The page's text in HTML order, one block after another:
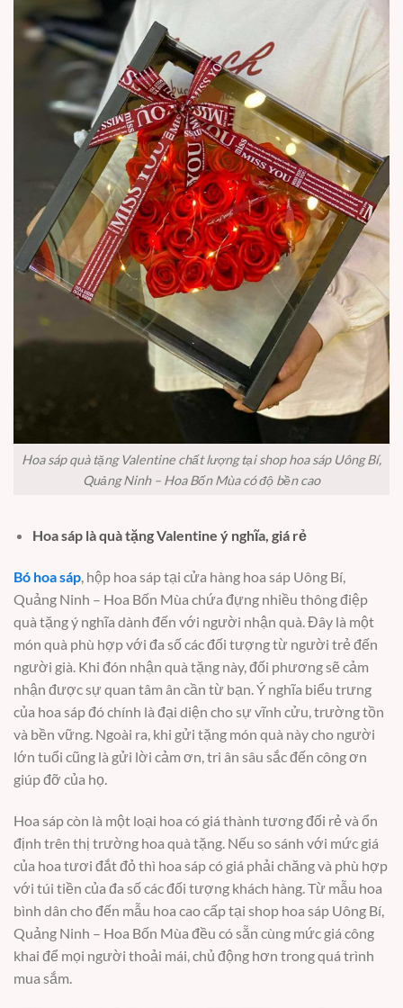
Hoa sáp quà tặng Valentine chất lượng tại shop hoa sáp Uông Bí,
Quảng Ninh – Hoa Bốn Mùa có độ bền cao
Hoa sáp là quà tặng Valentine ý nghĩa, giá rẻ
Bó hoa sáp, hộp hoa sáp tại cửa hàng hoa sáp Uông Bí,
Quảng Ninh – Hoa Bốn Mùa chứa đựng nhiều thông điệp
quà tặng ý nghĩa dành đến với người nhận quà. Đây là một
món quà phù hợp với đa số các đối tượng từ người trẻ đến
người già. Khi đón nhận quà tặng này, đối phương sẽ cảm
nhận được sự quan tâm ân cần từ bạn. Ý nghĩa biểu trưng
của hoa sáp đó chính là đại diện cho sự vĩnh cửu, trường tồn
và bền vững. Ngoài ra, khi gửi tặng món quà này cho người
lớn tuổi cũng là gửi lời cảm ơn, tri ân sâu sắc đến công ơn
giúp đỡ của họ.
Hoa sáp còn là một loại hoa có giá thành tương đối rẻ và ổn
định trên thị trường hoa quà tặng. Nếu so sánh với mức giá
của hoa tươi đắt đỏ thì hoa sáp có giá phải chăng và phù hợp
với túi tiền của đa số các đối tượng khách hàng. Từ mẫu hoa
bình dân cho đến mẫu hoa cao cấp tại shop hoa sáp Uông Bí,
Quảng Ninh – Hoa Bốn Mùa đều có sẵn cùng mức giá công
khai để mọi người thoải mái, chủ động hơn trong quá trình
mua sắm.